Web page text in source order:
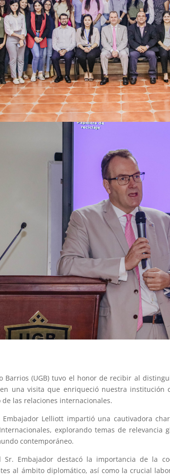
Barrios (UGB) tuvo el honor de recibir al
una visita que enriqueció nuestra institución
las relaciones internacionales.
Lelliott impartió una cautivadora
explorando temas de relevancia
contemporáneo.
Embajador destacó la importancia de la
al ámbito diplomático, así como la crucial